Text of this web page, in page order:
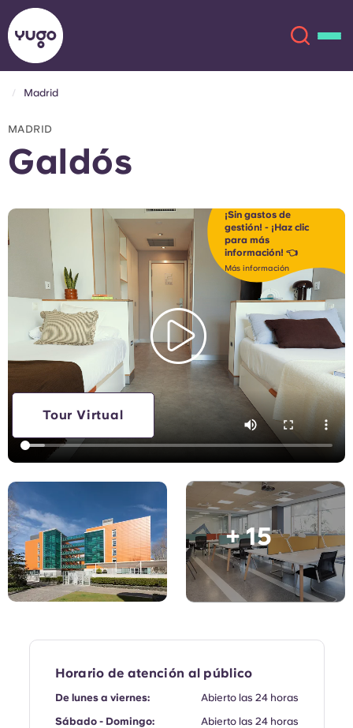
Acerca de
Ubicaciones
Más
Cuenta Idioma
English (GB)
English (US)
Chinese
Español
Català
Deutsch
French
Portuguese
Elige un país
Elige una ciudad
Reserva ahora
English (US)
Chinese Español
Català Deutsch
Italian French
Portuguese
Madrid
MADRID
Galdós
¡Sin gastos de
gestión! - ¡Haz clic
para más
información! 👈
Más información
+ 15
Tour Virtual
Horario de atención al público
De lunes a viernes:
Abierto las 24 horas
Sábado - Domingo:
Abierto las 24 horas